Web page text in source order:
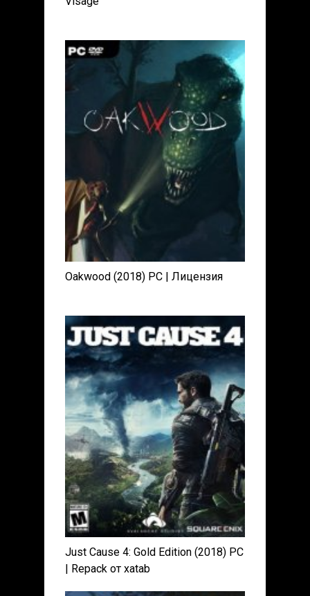
Oakwood (2018) PC | Лицензия
Just Cause 4: Gold Edition (2018) PC
| Repack от xatab